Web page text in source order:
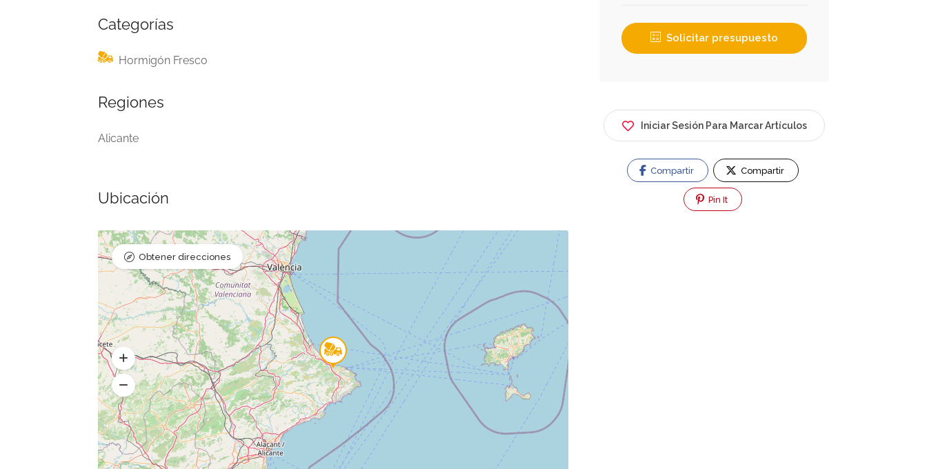
Categorías
Hormigón Fresco
Regiones
Alicante
Ubicación
Obtener direcciones
Solicitar presupuesto
Iniciar Sesión Para Marcar Artículos
Compartir Compartir
Pin It